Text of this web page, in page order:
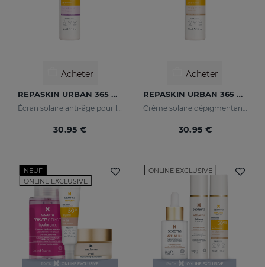
Acheter
REPASKIN URBAN 365 Anti Age SPF50
Écran solaire anti-âge pour le visage
30.95 €
Acheter
REPASKIN URBAN 365 Depigmenting SPF50+
Crème solaire dépigmentante pour le visage
30.95 €
NEUF
ONLINE EXCLUSIVE
ONLINE EXCLUSIVE